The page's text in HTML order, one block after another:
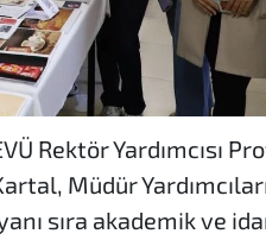
Rektör Yardımcısı
Müdür
sıra akademik ve